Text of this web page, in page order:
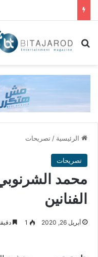
بحث عن
الرئيسية / تصريحات
تصريحات
محمد الشرنوبي
الفنانين
أبريل 26, 2020 1